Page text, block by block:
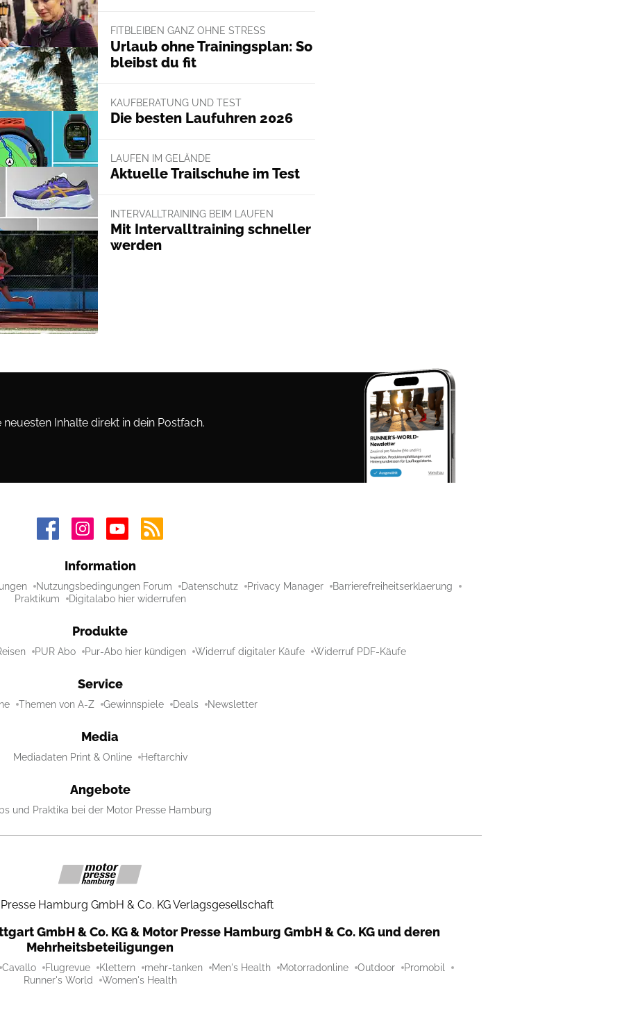
FITBLEIBEN GANZ OHNE STRESS
Urlaub ohne Trainingsplan: So
bleibst du fit
KAUFBERATUNG UND TEST
Die besten Laufuhren 2026
LAUFEN IM GELÄNDE
Aktuelle Trailschuhe im Test
INTERVALLTRAINING BEIM LAUFEN
Mit Intervalltraining schneller
werden
Inhalte direkt in dein Postfach.
Information
Nutzungsbedingungen Forum Datenschutz Privacy Manager
Barrierefreiheitserklaerung
Praktikum
Digitalabo hier widerrufen
Produkte
PUR Abo Pur-Abo hier kündigen Widerruf digitaler Käufe Widerruf PDF-Käufe
Service
Themen von A-Z Gewinnspiele Deals Newsletter
Media
Mediadaten Print & Online Heftarchiv
Angebote
und Praktika bei der Motor Presse Hamburg
Hamburg GmbH & Co. KG Verlagsgesellschaft
GmbH & Co. KG & Motor Presse Hamburg GmbH & Co. KG und deren
Mehrheitsbeteiligungen
Cavallo Flugrevue Klettern mehr-tanken Men's Health Motorradonline Outdoor
Promobil
Runner's World
Women's Health